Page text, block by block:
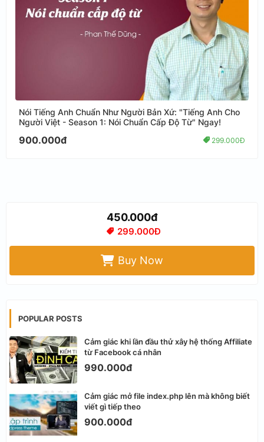
Nói Tiếng Anh Chuẩn Như Người Bản Xứ: "Tiếng Anh Cho
Người Việt - Season 1: Nói Chuẩn Cấp Độ Từ" Ngay!
900.000đ 299.000Đ
450.000đ
299.000Đ
Buy Now
POPULAR POSTS
Cảm giác khi lần đầu thử xây hệ thống Affiliate
từ Facebook cá nhân
990.000đ
Cảm giác mở file index.php lên mà không biết
viết gì tiếp theo
900.000đ